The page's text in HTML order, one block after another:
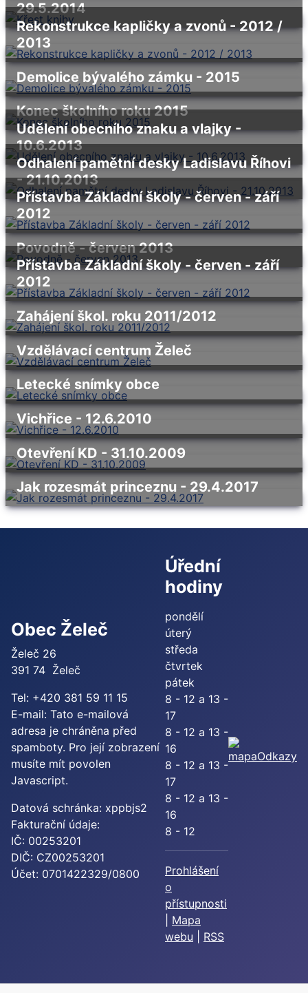
29.5.2014
Rekonstrukce kapličky a zvonů - 2012 /
2013
Demolice bývalého zámku - 2015
Konec školního roku 2015
Udělení obecního znaku a vlajky -
10.6.2013
Odhalení pamětní desky Ladislavu Říhovi
- 21.10.2013
Přístavba Základní školy - červen - září
2012
Povodně - červen 2013
Přístavba Základní školy - červen - září
2012
Zahájení škol. roku 2011/2012
Vzdělávací centrum Želeč
Letecké snímky obce
Vichřice - 12.6.2010
Otevření KD - 31.10.2009
Jak rozesmát princeznu - 29.4.2017
Obec Želeč
Želeč 26
391 74 Želeč
Tel: +420 381 59 11 15
E-mail: Tato e-mailová
adresa je chráněna před
spamboty. Pro její zobrazení
musíte mít povolen
Javascript.
Datová schránka: xppbjs2
Fakturační údaje:
IČ: 00253201
DIČ: CZ00253201
Účet: 0701422329/0800
Úřední
hodiny
pondělí
úterý
středa
čtvrtek
pátek
8 - 12 a 13 -
17
8 - 12 a 13 -
16
8 - 12 a 13 -
17
8 - 12 a 13 -
16
8 - 12
Prohlášení
o
přístupnosti
Mapa
webu
RSS
Odkazy